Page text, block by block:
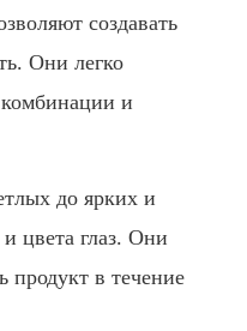
создавать
Они легко
и
до ярких и
цвета глаз. Они
продукт в течение